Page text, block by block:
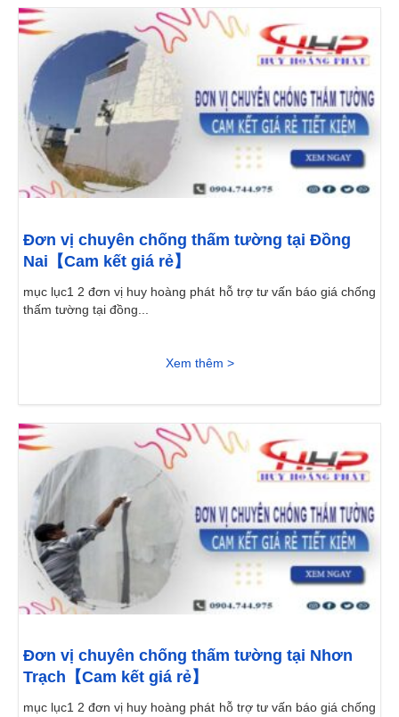
Đơn vị chuyên chống thấm tường tại Đồng
Nai【Cam kết giá rẻ】
mục lục1 2 đơn vị huy hoàng phát hỗ trợ tư vấn báo giá chống
thấm tường tại đồng...
Xem thêm >
Đơn vị chuyên chống thấm tường tại Nhơn
Trạch【Cam kết giá rẻ】
mục lục1 2 đơn vị huy hoàng phát hỗ trợ tư vấn báo giá chống